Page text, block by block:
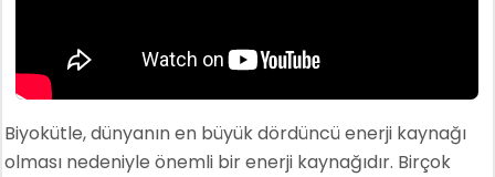
Biyokütle, dünyanın en büyük dördüncü enerji kaynağı
olması nedeniyle önemli bir enerji kaynağıdır. Birçok